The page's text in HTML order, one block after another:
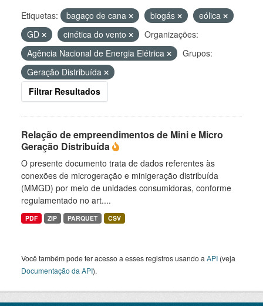
Etiquetas: bagaço de cana biogás
eólica
GD
cinética do vento
Organizações:
Agência Nacional de Energia Elétrica
Grupos:
Geração Distribuída
Filtrar Resultados
Relação de empreendimentos de Mini e Micro
Geração Distribuída
O presente documento trata de dados referentes às
conexões de microgeração e minigeração distribuída
(MMGD) por meio de unidades consumidoras, conforme
regulamentado no art....
PDF ZIP PARQUET CSV
Você também pode ter acesso a esses registros usando a API (veja
Documentação da API).